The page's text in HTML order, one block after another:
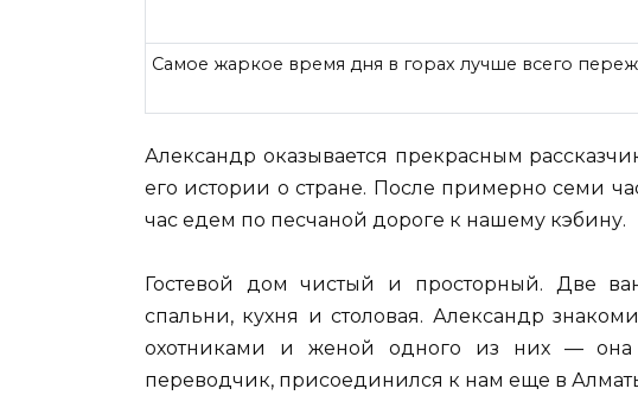
Самое жаркое время дня в горах лучше всего
Александр оказывается прекрасным
его истории о стране. После примерно семи
час едем по песчаной дороге к нашему кэбину.
Гостевой дом чистый и просторный. Две
спальни, кухня и столовая. Александр
охотниками и женой одного из них — она
переводчик, присоединился к нам еще в